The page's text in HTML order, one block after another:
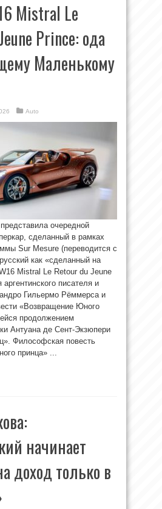
Mistral Le
Prince: ода
Маленькому
Auto
очередной
сделанный в рамках
Sur Mesure (переводится с
как «сделанный на
Mistral Le Retour du Jeune
писателя и
Гильермо Рёммерса и
«Возвращение Юного
продолжением
Антуана де Сент-Экзюпери
Философская повесть
принца» ...
начинает
доход только в